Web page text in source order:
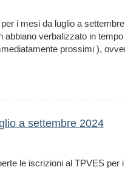
i mesi da luglio a
abbiano verbalizzato in
prossimi ),
a settembre 2024
le iscrizioni al TPVES per